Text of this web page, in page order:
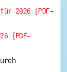
2026 [PDF-
[PDF-